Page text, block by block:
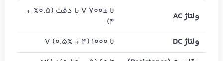
ولتاژ AC
تا ±700 V با دقت (0.5% +
4)
ولتاژ DC
تا 1000 V (0.5% + 4)